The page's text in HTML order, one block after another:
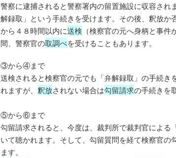
警察に逮捕されると警察署内の留置施設に収容さ
解録取」という手続きを受けます。その後、釈放か
から４８時間以内に送検 （検察官の元へ身柄と事
間、警察官の取調べを受けることもあります。
③から④まで
送検されると検察官の元でも「弁解録取」の手続き
れますが、 釈放されない場合は勾留請求の手続きを
⑤から⑥まで
勾留請求されると、今度は、裁判所で裁判官による
いて聴かれます。そして、勾留質問を経て検察官
ます。